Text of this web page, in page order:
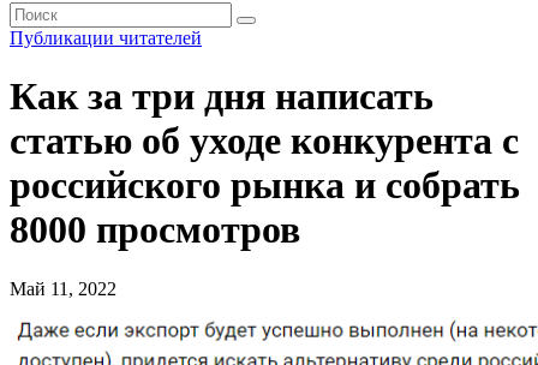
Публикации читателей
Как за три дня написать
статью об уходе конкурента с
российского рынка и собрать
8000 просмотров
Май 11, 2022